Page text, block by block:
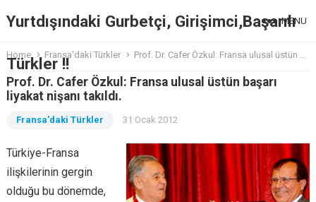
Yurtdışındaki Gurbetçi, Girişimci,Başarılı
Türkler !!
MENU
Home Fransa'daki Türkler Prof. Dr. Cafer Özkul: Fransa ulusal üstün başarı liyakat nişanı takıldı.
Prof. Dr. Cafer Özkul: Fransa ulusal üstün başarı
liyakat nişanı takıldı.
Fransa'daki Türkler 31 Ocak 2012
Türkiye-Fransa
ilişkilerinin gergin
olduğu bu dönemde,